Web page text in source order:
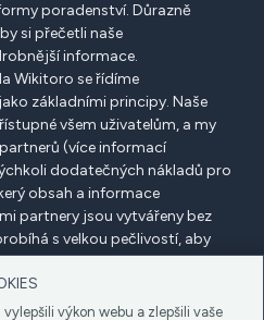
vylepšili výkon webu a zlepšili vaše
poradenství. Důrazně
si přečetli naše
informace.
Wikitoro se řídíme
základními principy. Naše
všem uživatelům, a my
(více informací
dodatečných nákladů pro
obsah a informace
partnery jsou vytvářeny bez
s velkou pečlivostí, aby
je, že není ovlivněna
s našimi partnery.